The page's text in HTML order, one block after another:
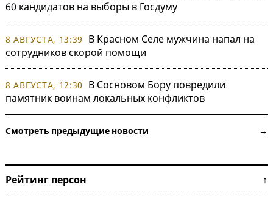
60 кандидатов на выборы в Госдуму
8 АВГУСТА, 13:39
В Красном Селе мужчина напал на
сотрудников скорой помощи
8 АВГУСТА, 12:30
В Сосновом Бору повредили
памятник воинам локальных конфликтов
Смотреть предыдущие новости →
Рейтинг персон ↑